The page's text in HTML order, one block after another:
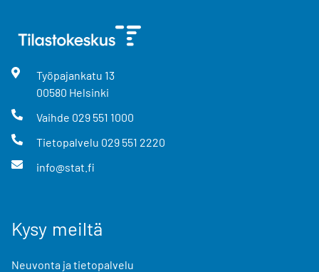
Työpajankatu 13
00580 Helsinki
Vaihde 029 551 1000
Tietopalvelu 029 551 2220
info@stat.fi
Kysy meiltä
Neuvonta ja tietopalvelu